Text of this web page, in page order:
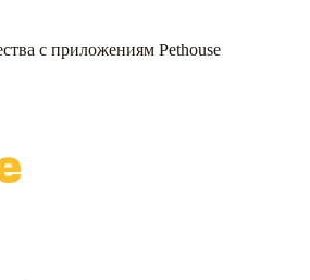
с приложениям Pethouse